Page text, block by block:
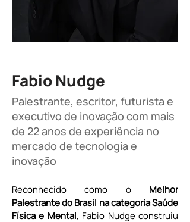
Fabio Nudge
Palestrante, escritor, futurista e
executivo de inovação com mais
de 22 anos de experiência no
mercado de tecnologia e
inovação
Reconhecido como o Melhor
Palestrante do Brasil na categoria Saúde
Física e Mental, Fabio Nudge construiu